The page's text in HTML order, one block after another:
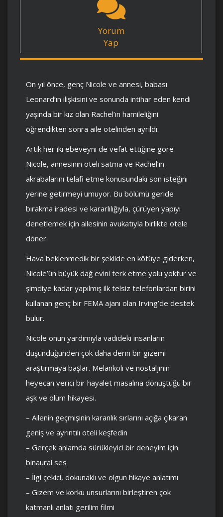
Yorum
Yap
On yıl önce, genç Nicole ve annesi, babası
Leonard’ın ilişkisini ve sonunda intihar eden kendi
yaşında bir kız olan Rachel’ın hamileliğini
öğrendikten sonra aile otelinden ayrıldı.
Artık her iki ebeveyni de vefat ettiğine göre
Nicole, annesinin oteli satma ve Rachel’ın
akrabalarını telafi etme konusundaki son isteğini
yerine getirmeyi umuyor. Bu bölümü geride
bırakma iradesi ve kararlılığıyla, çürüyen yapıyı
denetlemek için ailesinin avukatıyla birlikte otele
döner.
Hava beklenmedik bir şekilde en kötüye giderken,
Nicole’ün büyük dağ evini terk etme yolu yoktur ve
şimdiye kadar yapılmış ilk telsiz telefonlardan birini
kullanan genç bir FEMA ajanı olan Irving’de destek
bulur.
Nicole onun yardımıyla vadideki insanların
düşündüğünden çok daha derin bir gizemi
araştırmaya başlar. Melankoli ve nostaljinin
heyecan verici bir hayalet masalına dönüştüğü bir
aşk ve ölüm hikayesi.
– Ailenin geçmişinin karanlık sırlarını açığa çıkaran
geniş ve ayrıntılı oteli keşfedin
– Gerçek anlamda sürükleyici bir deneyim için
binaural ses
– İlgi çekici, dokunaklı ve olgun hikaye anlatımı
– Gizem ve korku unsurlarını birleştiren çok
katmanlı anlatı gerilim filmi